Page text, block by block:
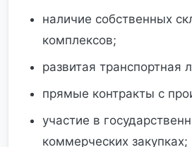
наличие собственных
комплексов;
развитая транспортная
прямые контракты с
участие в
коммерческих закупках;